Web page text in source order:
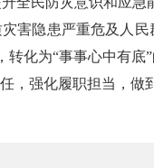
害隐患严重危及人
转化为“事事心中有
，强化履职担当，